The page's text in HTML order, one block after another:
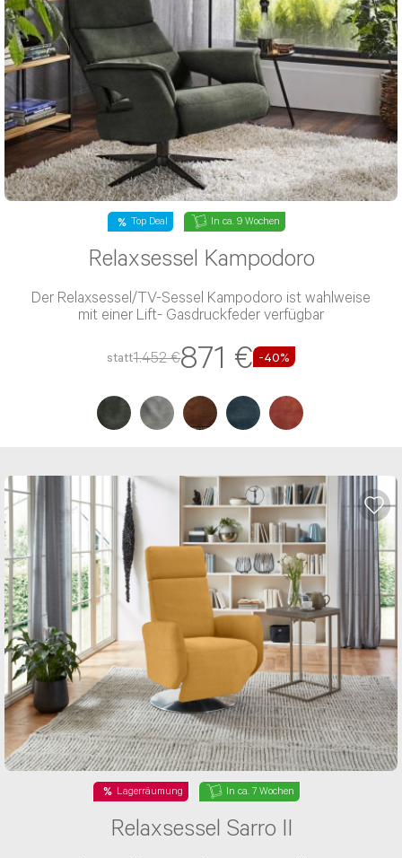
Top Deal In ca. 9 Wochen
Relaxsessel Kampodoro
Der Relaxsessel/TV-Sessel Kampodoro ist wahlweise
mit einer Lift- Gasdruckfeder verfügbar
statt1.452 €871 € -40%
Lagerräumung In ca. 7 Wochen
Relaxsessel Sarro II